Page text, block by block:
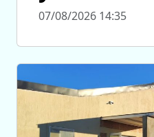
07/08/2026 14:35